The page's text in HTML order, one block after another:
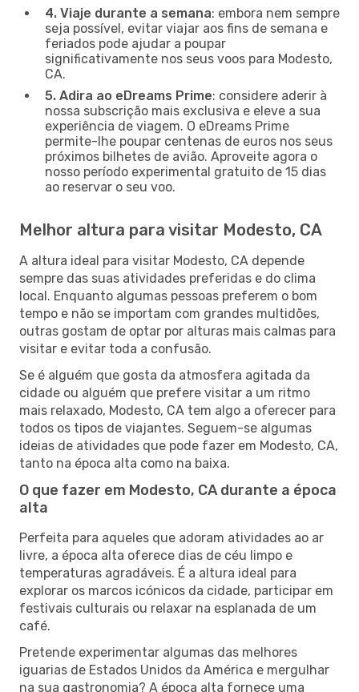
4. Viaje durante a semana: embora nem sempre
seja possível, evitar viajar aos fins de semana e
feriados pode ajudar a poupar
significativamente nos seus voos para Modesto,
CA.
5. Adira ao eDreams Prime: considere aderir à
nossa subscrição mais exclusiva e eleve a sua
experiência de viagem. O eDreams Prime
permite-lhe poupar centenas de euros nos seus
próximos bilhetes de avião. Aproveite agora o
nosso período experimental gratuito de 15 dias
ao reservar o seu voo.
Melhor altura para visitar Modesto, CA
A altura ideal para visitar Modesto, CA depende
sempre das suas atividades preferidas e do clima
local. Enquanto algumas pessoas preferem o bom
tempo e não se importam com grandes multidões,
outras gostam de optar por alturas mais calmas para
visitar e evitar toda a confusão.
Se é alguém que gosta da atmosfera agitada da
cidade ou alguém que prefere visitar a um ritmo
mais relaxado, Modesto, CA tem algo a oferecer para
todos os tipos de viajantes. Seguem-se algumas
ideias de atividades que pode fazer em Modesto, CA,
tanto na época alta como na baixa.
O que fazer em Modesto, CA durante a época
alta
Perfeita para aqueles que adoram atividades ao ar
livre, a época alta oferece dias de céu limpo e
temperaturas agradáveis. É a altura ideal para
explorar os marcos icónicos da cidade, participar em
festivais culturais ou relaxar na esplanada de um
café.
Pretende experimentar algumas das melhores
iguarias de Estados Unidos da América e mergulhar
na sua gastronomia? A época alta fornece uma